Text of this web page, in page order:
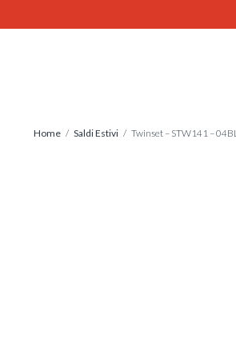
Home / Saldi Estivi / Twinset – STW141 – 04BL